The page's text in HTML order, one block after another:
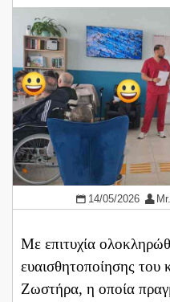
14/05/2026
Με επιτυχία
ευαισθητοποίησης του
Ζωστήρα, η οποία